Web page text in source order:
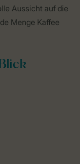
Aussicht auf die
Menge Kaffee